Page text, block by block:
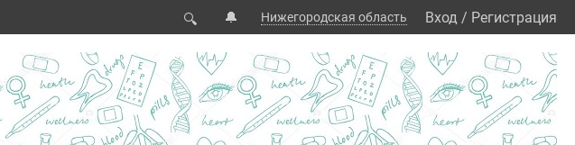
🔍 🔔 Нижегородская область Вход / Регистрация